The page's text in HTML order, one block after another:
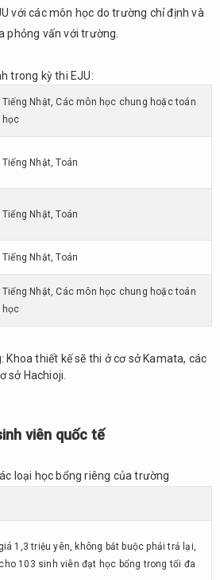
với các môn học do trường chỉ định và
phỏng vấn với trường.
trong kỳ thi EJU:
Tiếng Nhật, Các môn học chung hoặc toán
học
Tiếng Nhật, Toán
Tiếng Nhật, Toán
Tiếng Nhật, Toán
Tiếng Nhật, Các môn học chung hoặc toán
học
Khoa thiết kế sẽ thi ở cơ sở Kamata, các
sở Hachioji.
viên quốc tế
loại học bổng riêng của trường
1,3 triệu yên, không bắt buộc phải trả lại,
103 sinh viên đạt học bổng trong tối đa